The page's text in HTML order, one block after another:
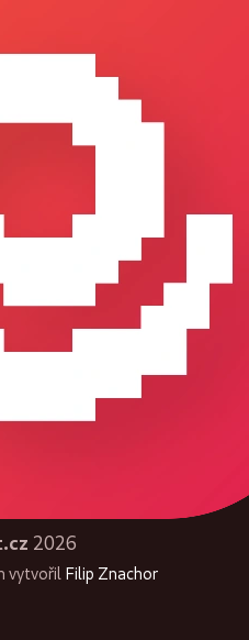
2026
vytvořil Filip Znachor